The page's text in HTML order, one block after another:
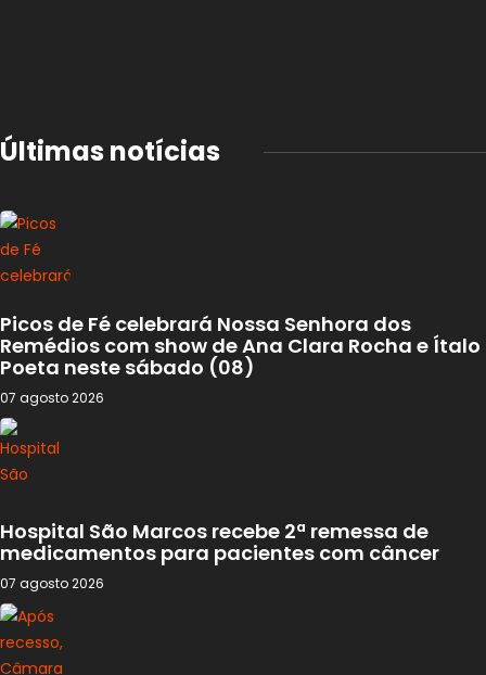
Últimas notícias
Picos de Fé celebrará Nossa Senhora dos
Remédios com show de Ana Clara Rocha e Ítalo
Poeta neste sábado (08)
07 agosto 2026
Hospital São Marcos recebe 2ª remessa de
medicamentos para pacientes com câncer
07 agosto 2026